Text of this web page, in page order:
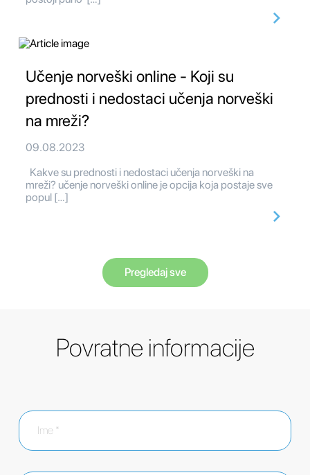
Učenje norveški online - Koji su
prednosti i nedostaci učenja norveški
na mreži?
09.08.2023
Kakve su prednosti i nedostaci učenja norveški na
mreži? učenje norveški online je opcija koja postaje sve
popul […]
Pregledaj sve
Povratne informacije